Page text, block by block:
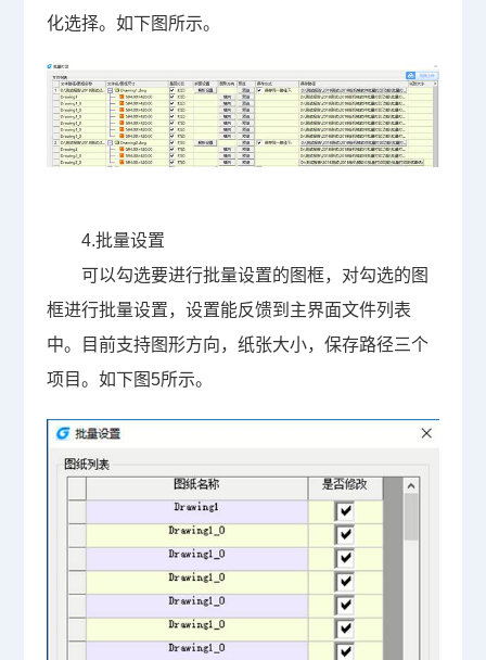
化选择。如下图所示。
4.批量设置
可以勾选要进行批量设置的图框，对勾选的图
框进行批量设置，设置能反馈到主界面文件列表
中。目前支持图形方向，纸张大小，保存路径三个
项目。如下图5所示。